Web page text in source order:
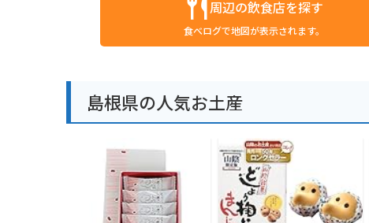
周辺の飲食店を探す
食べログで地図が表示されます。
島根県の人気お土産